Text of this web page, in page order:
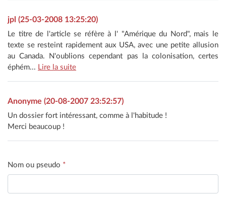
jpl (25-03-2008 13:25:20)
Le titre de l'article se réfère à l' "Amérique du Nord", mais le
texte se resteint rapidement aux USA, avec une petite allusion
au Canada. N'oublions cependant pas la colonisation, certes
éphém... Lire la suite
Anonyme (20-08-2007 23:52:57)
Un dossier fort intéressant, comme à l'habitude !
Merci beaucoup !
Nom ou pseudo *